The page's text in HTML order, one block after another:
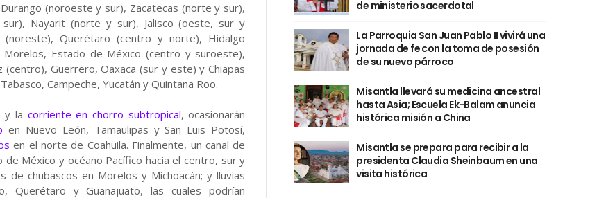
(noroeste y sur), Zacatecas (norte y sur),
Nayarit (norte y sur), Jalisco (oeste, sur y
(noreste), Querétaro (centro y norte), Hidalgo
Estado de México (centro y suroeste),
Guerrero, Oaxaca (sur y este) y Chiapas
Campeche, Yucatán y Quintana Roo.
y la corriente en chorro subtropical, ocasionarán
en Nuevo León, Tamaulipas y San Luis Potosí,
en el norte de Coahuila. Finalmente, un canal de
México y océano Pacífico hacia el centro, sur y
de chubascos en Morelos y Michoacán; y lluvias
Querétaro y Guanajuato, las cuales podrían
de ministerio sacerdotal
La Parroquia San Juan Pablo II vivirá una
jornada de fe con la toma de posesión
de su nuevo párroco
Misantla llevará su medicina ancestral
hasta Asia; Escuela Ek-Balam anuncia
histórica misión a China
Misantla se prepara para recibir a la
presidenta Claudia Sheinbaum en una
visita histórica